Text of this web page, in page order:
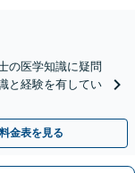
の医学知識に疑問
と経験を有してい
料金表を見る